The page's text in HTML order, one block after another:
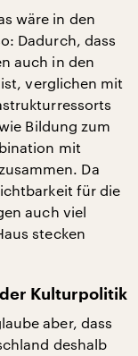
wäre in den
Dadurch, dass
auch in den
verglichen mit
Bildung zum
mit
Da
für die
auch viel
stecken
Kulturpolitik
aber, dass
deshalb